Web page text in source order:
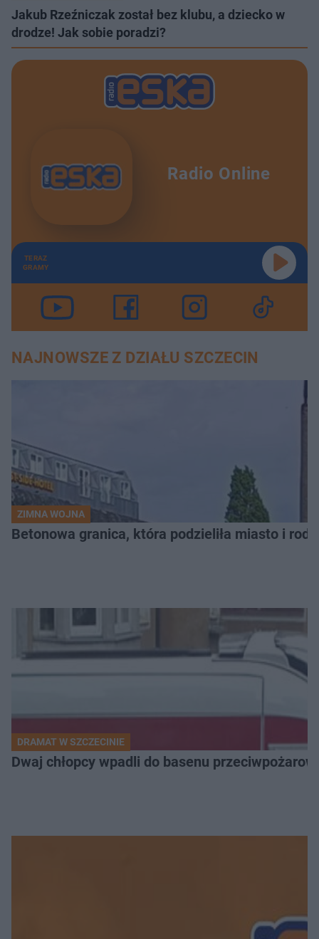
Jakub Rzeźniczak został bez klubu, a dziecko w
drodze! Jak sobie poradzi?
Radio Online
TERAZ
GRAMY
NAJNOWSZE Z DZIAŁU SZCZECIN
ZIMNA WOJNA
Betonowa granica, która podzieliła miasto i
DRAMAT W SZCZECINIE
Dwaj chłopcy wpadli do basenu